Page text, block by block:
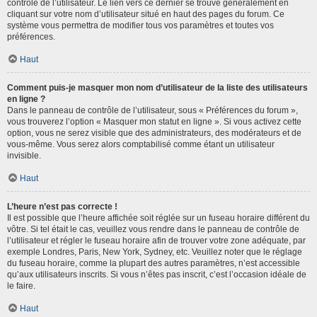
contrôle de l’utilisateur. Le lien vers ce dernier se trouve généralement en
cliquant sur votre nom d’utilisateur situé en haut des pages du forum. Ce
système vous permettra de modifier tous vos paramètres et toutes vos
préférences.
Haut
Comment puis-je masquer mon nom d’utilisateur de la liste des utilisateurs
en ligne ?
Dans le panneau de contrôle de l’utilisateur, sous « Préférences du forum »,
vous trouverez l’option « Masquer mon statut en ligne ». Si vous activez cette
option, vous ne serez visible que des administrateurs, des modérateurs et de
vous-même. Vous serez alors comptabilisé comme étant un utilisateur
invisible.
Haut
L’heure n’est pas correcte !
Il est possible que l’heure affichée soit réglée sur un fuseau horaire différent du
vôtre. Si tel était le cas, veuillez vous rendre dans le panneau de contrôle de
l’utilisateur et régler le fuseau horaire afin de trouver votre zone adéquate, par
exemple Londres, Paris, New York, Sydney, etc. Veuillez noter que le réglage
du fuseau horaire, comme la plupart des autres paramètres, n’est accessible
qu’aux utilisateurs inscrits. Si vous n’êtes pas inscrit, c’est l’occasion idéale de
le faire.
Haut